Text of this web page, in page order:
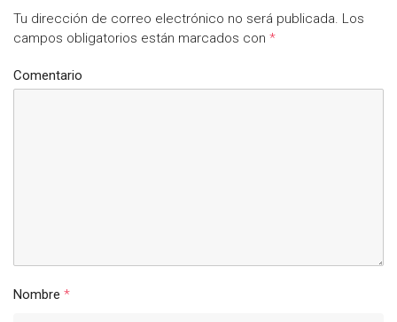
Tu dirección de correo electrónico no será publicada. Los
campos obligatorios están marcados con *
Comentario
Nombre *